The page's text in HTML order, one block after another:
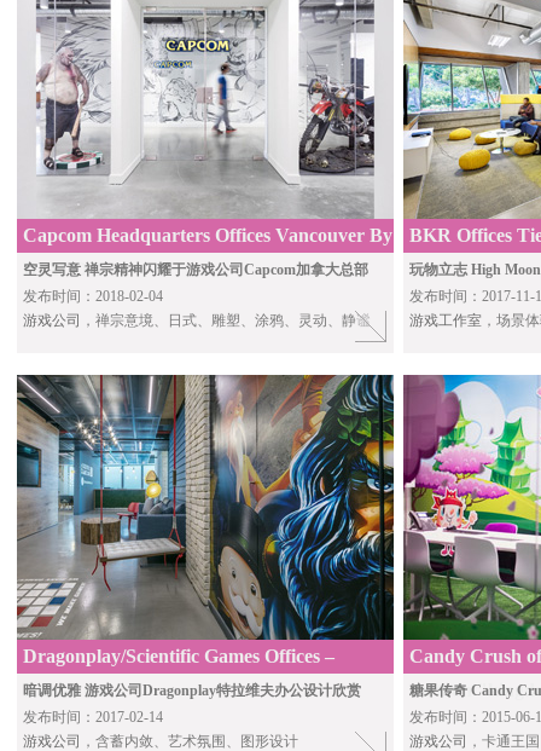
Capcom Headquarters Offices Vancouver By
DIALOG
空灵写意 禅宗精神闪耀于游戏公司Capcom加拿大总部
发布时间：2018-02-04
游戏公司 ，禅宗意境、日式、雕塑、涂鸦、灵动、静谧
BKR Offices
玩物立志 High
发布时间：2017-11-
游戏工作室 ，场景
Dragonplay/Scientific Games Offices –
Ramat Ga
暗调优雅 游戏公司Dragonplay特拉维夫办公设计欣赏
发布时间：2017-02-14
游戏公司 ，含蓄内敛、艺术氛围、图形设计
Candy Crush
cartoon
糖果传奇 Candy
发布时间：2015-06-
游戏公司 ，卡通王